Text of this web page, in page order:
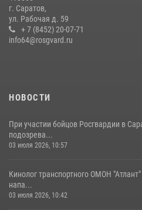
г. Саратов,
ул. Рабочая д. 59
+ 7 (8452) 20-07-71
info64@rosgvard.ru
НОВОСТИ
При участии бойцов Росгвардии в
подозрева...
03 июля 2026, 10:57
Кинолог транспортного ОМОН
напа...
03 июля 2026, 10:42